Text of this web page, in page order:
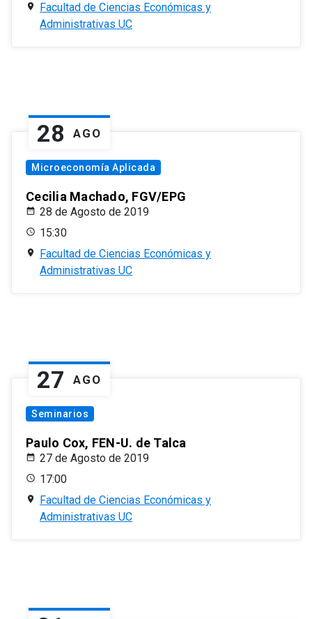
Facultad de Ciencias Económicas y
Administrativas UC
28 AGO
Microeconomía Aplicada
Cecilia Machado, FGV/EPG
28 de Agosto de 2019
15:30
Facultad de Ciencias Económicas y
Administrativas UC
27 AGO
Seminarios
Paulo Cox, FEN-U. de Talca
27 de Agosto de 2019
17:00
Facultad de Ciencias Económicas y
Administrativas UC